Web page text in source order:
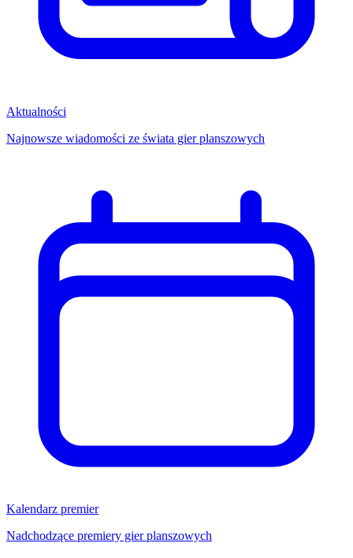
Aktualności
Najnowsze wiadomości ze świata gier planszowych
Kalendarz premier
Nadchodzące premiery gier planszowych